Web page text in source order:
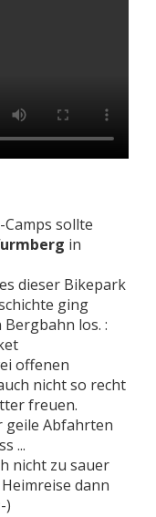
sollte
in
dieser Bikepark
ging
los. :
offenen
nicht so recht
freuen.
geile Abfahrten
...
nicht zu sauer
dann
)